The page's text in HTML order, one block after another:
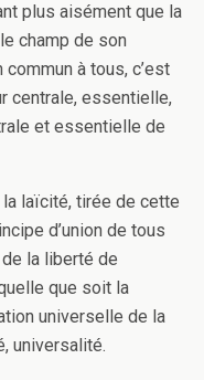
plus aisément que la
champ de son
à tous, c’est
centrale, essentielle,
et essentielle de
laïcité, tirée de cette
d’union de tous
la liberté de
que soit la
universelle de la
universalité.